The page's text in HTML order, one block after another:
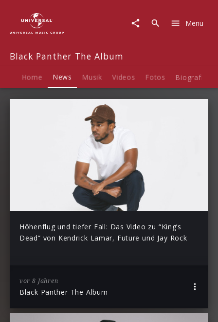
Album
News
Menu
Black Panther The Album
Home News Musik Videos Fotos Biografie
Höhenflug und tiefer Fall: Das Video zu “King’s
Dead” von Kendrick Lamar, Future und Jay Rock
vor 8 Jahren
Black Panther The Album